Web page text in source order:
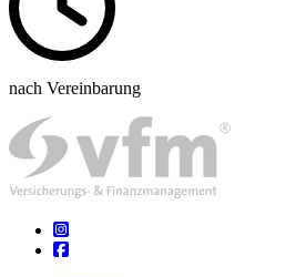
nach Vereinbarung